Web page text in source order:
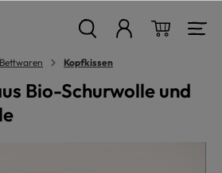
Bettwaren Kopfkissen
Bio-Schurwolle und